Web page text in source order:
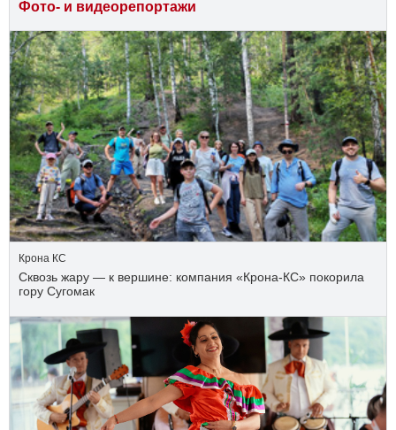
Фото- и видеорепортажи
Крона КС
Сквозь жару — к вершине: компания «Крона‑КС» покорила
гору Сугомак